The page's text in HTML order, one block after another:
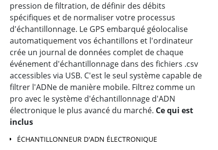
pression de filtration, de définir des débits
spécifiques et de normaliser votre processus
d'échantillonnage. Le GPS embarqué géolocalise
automatiquement vos échantillons et l'ordinateur
crée un journal de données complet de chaque
événement d'échantillonnage dans des fichiers .csv
accessibles via USB. C'est le seul système capable de
filtrer l'ADNe de manière mobile. Filtrez comme un
pro avec le système d'échantillonnage d'ADN
électronique le plus avancé du marché. Ce qui est
inclus
ÉCHANTILLONNEUR D'ADN ÉLECTRONIQUE